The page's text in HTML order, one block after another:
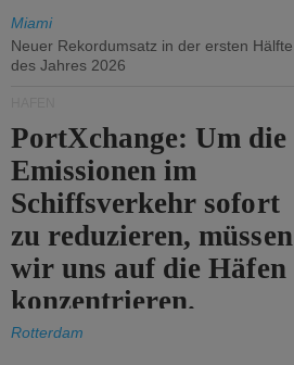
Miami
Neuer Rekordumsatz in der ersten Hälfte
des Jahres 2026
PortXchange: Um die
Emissionen im
Schiffsverkehr sofort
zu reduzieren, müssen
wir uns auf die Häfen
konzentrieren.
Rotterdam